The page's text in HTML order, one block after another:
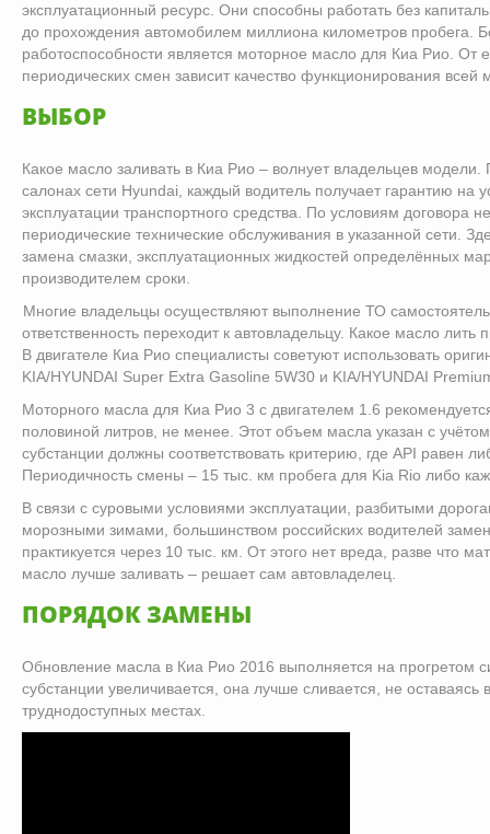
эксплуатационный ресурс. Они способны работать без
до прохождения автомобилем миллиона километров пробега.
работоспособности является моторное масло для Киа Рио. От
периодических смен зависит качество функционирования
ВЫБОР
Какое масло заливать в Киа Рио – волнует владельцев модели.
салонах сети Hyundai, каждый водитель получает гарантию на
эксплуатации транспортного средства. По условиям договора
периодические технические обслуживания в указанной сети.
замена смазки, эксплуатационных жидкостей определённых
производителем сроки.
Многие владельцы осуществляют выполнение ТО
ответственность переходит к автовладельцу. Какое масло
В двигателе Киа Рио специалисты советуют использовать
KIA/HYUNDAI Super Extra Gasoline 5W30 и KIA/HYUNDAI
Моторного масла для Киа Рио 3 с двигателем 1.6
половиной литров, не менее. Этот объем масла указан с
субстанции должны соответствовать критерию, где API равен
Периодичность смены – 15 тыс. км пробега для Kia Rio либо
В связи с суровыми условиями эксплуатации, разбитыми
морозными зимами, большинством российских водителей
практикуется через 10 тыс. км. От этого нет вреда, разве что
масло лучше заливать – решает сам автовладелец.
ПОРЯДОК ЗАМЕНЫ
Обновление масла в Киа Рио 2016 выполняется на прогретом
субстанции увеличивается, она лучше сливается, не оставаясь
труднодоступных местах.